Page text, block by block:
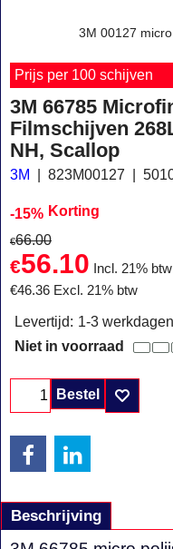
3M 00127
Prijs per 100 schijven
3M 66785
Filmschijven
NH, Scallop
3M 823M00127
-15% Korting
€66.00
€56.10
Incl. 21% btw
€46.36 Excl. 21% btw
Levertijd: 1-3 werkdagen
Niet in voorraad
Bestel
Beschrijving